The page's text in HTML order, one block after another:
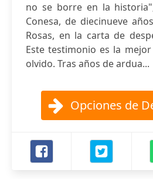
no se borre en la
Conesa, de diecinueve
Rosas, en la carta de
Este testimonio es la
olvido. Tras años de ardua...
Opciones de